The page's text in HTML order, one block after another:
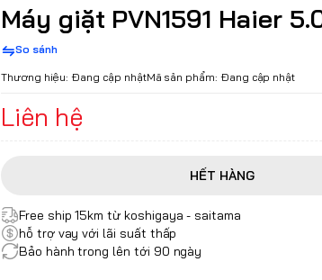
Máy giặt PVN1591 Haier
So sánh
Thương hiệu: Đang cập nhậtMã sản phẩm: Đang cập nhật
Liên hệ
HẾT HÀNG
Free ship 15km từ koshigaya - saitama
hỗ trợ vay với lãi suất thấp
Bảo hành trong lên tới 90 ngày